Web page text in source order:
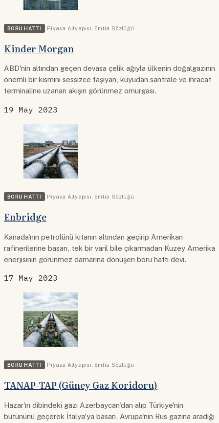
BORU HATTI Piyasa Altyapısı Emtia Sözlüğü
Kinder Morgan
ABD'nin altından geçen devasa çelik ağıyla ülkenin doğalgazının
önemli bir kısmını sessizce taşıyan, kuyudan santrale ve ihracat
terminaline uzanan akışın görünmez omurgası.
19 May 2023
BORU HATTI Piyasa Altyapısı Emtia Sözlüğü
Enbridge
Kanada'nın petrolünü kıtanın altından geçirip Amerikan
rafinerilerine basan, tek bir varil bile çıkarmadan Kuzey Amerika
enerjisinin görünmez damarına dönüşen boru hattı devi.
17 May 2023
BORU HATTI Piyasa Altyapısı Emtia Sözlüğü
TANAP-TAP (Güney Gaz Koridoru)
Hazar'ın dibindeki gazı Azerbaycan'dan alıp Türkiye'nin
bütününü geçerek İtalya'ya basan, Avrupa'nın Rus gazına aradığı